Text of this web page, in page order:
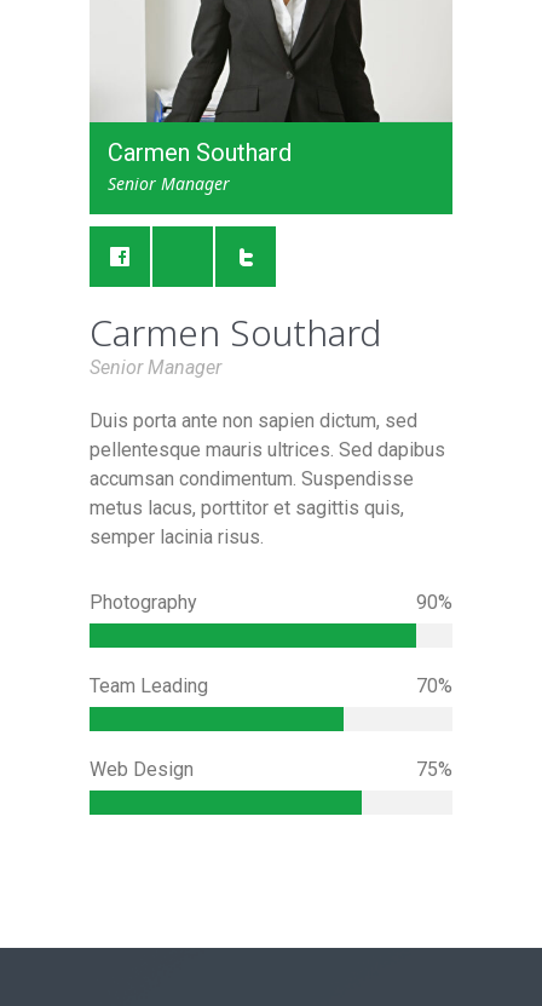
Carmen Southard
Senior Manager
Carmen Southard
Senior Manager
Duis porta ante non sapien dictum, sed
pellentesque mauris ultrices. Sed dapibus
accumsan condimentum. Suspendisse
metus lacus, porttitor et sagittis quis,
semper lacinia risus.
Photography 90%
Team Leading 70%
Web Design 75%